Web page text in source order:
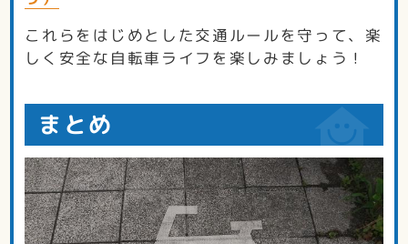
これらをはじめとした交通ルールを守って、楽
しく安全な自転車ライフを楽しみましょう！
まとめ